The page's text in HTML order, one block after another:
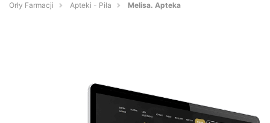
Orły Farmacji Apteki - Piła Melisa. Apteka